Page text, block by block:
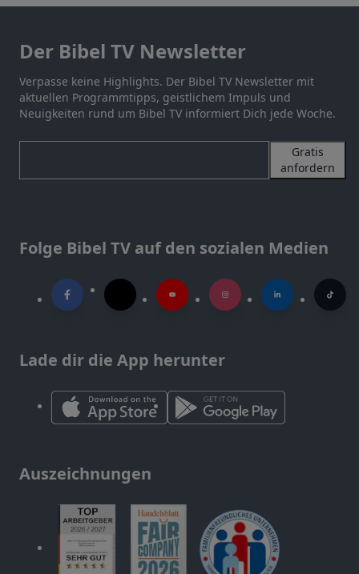
Der Bibel TV Newsletter
Verpasse keine Highlights. Der Bibel TV Newsletter mit
aktuellen Programmtipps, geistlichem Impuls und
Neuigkeiten rund um Bibel TV informiert Dich jede Woche.
Gratis
anfordern
Folge Bibel TV auf den sozialen Medien
Lade dir die App herunter
Auszeichnungen